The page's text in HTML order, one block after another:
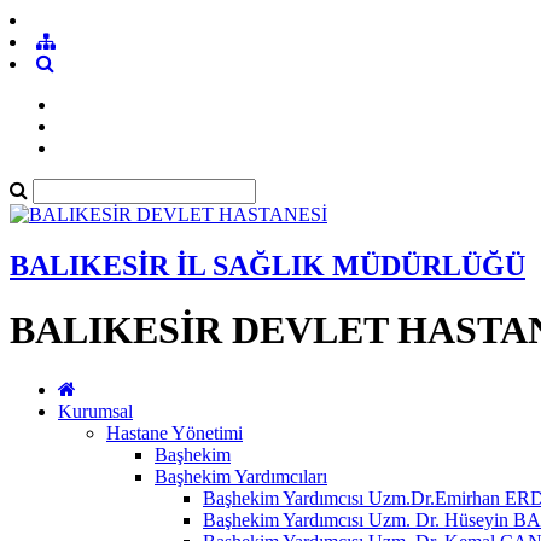
BALIKESİR İL SAĞLIK MÜDÜRLÜĞÜ
BALIKESİR DEVLET
Kurumsal
Hastane Yönetimi
Başhekim
Başhekim Yardımcıları
Başhekim Yardımcısı Uzm.Dr.Emirhan
Başhekim Yardımcısı Uzm. Dr. Hüseyin